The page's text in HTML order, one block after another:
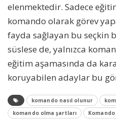
elenmektedir. Sadece
komando olarak görev
fayda sağlayan bu seçkin
süslese de, yalnızca
eğitim aşamasında da
koruyabilen adaylar bu
komando nasıl olunur
komando olma şartları